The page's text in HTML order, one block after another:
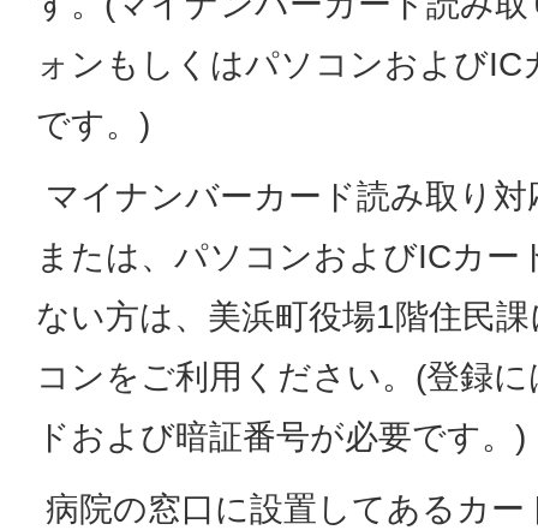
ォンもしくはパソコンおよびIC
です。)
マイナンバーカード読み取り
または、パソコンおよびICカー
ない方は、美浜町役場1階住民
コンをご利用ください。(登録
ドおよび暗証番号が必要です。)
病院の窓口に設置してあるカ